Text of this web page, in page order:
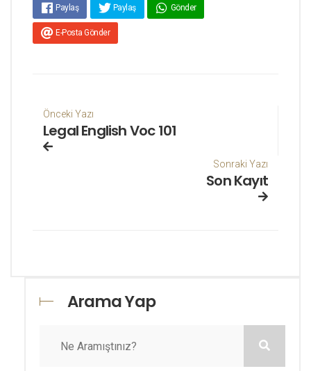
Paylaş Paylaş Gönder
E-Posta Gönder
Önceki Yazı
Legal English Voc 101
Sonraki Yazı
Son Kayıt
Arama Yap